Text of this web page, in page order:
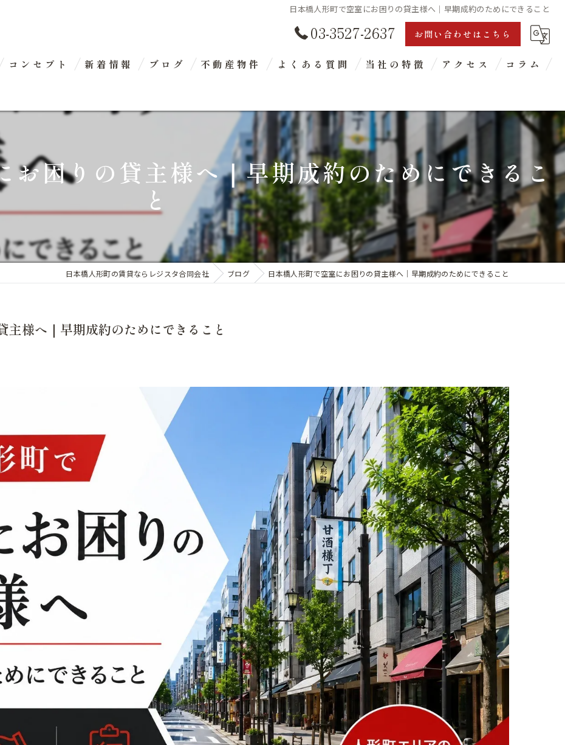
日本橋人形町で空室にお困りの貸主様へ｜早期成約のためにできること
03-3527-2637 お問い合わせはこちら
コンセプト 新着情報 ブログ 不動産物件 よくある質問 当社の特徴
店舗物件仲介
東京都中央区 貸店舗・貸事務所探し
部屋探し
賃貸管理
盗聴器・盗撮器調査
アクセス コラム
お困りの貸主様へ｜早期成約のためにできるこ
と
日本橋人形町の賃貸ならレジスタ合同会社 ブログ 日本橋人形町で空室にお困りの貸主様へ｜早期成約のためにできること
主様へ｜早期成約のためにできること